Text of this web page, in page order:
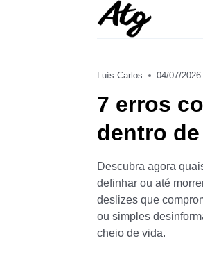
Luís Carlos 04/07/2026
7 erros
dentro
Descubra agora
definhar ou até
deslizes que
ou simples
cheio de vida.